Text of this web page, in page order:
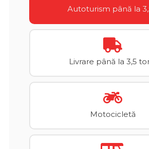
Autoturism până la
Livrare până la 3,5
Motocicletă